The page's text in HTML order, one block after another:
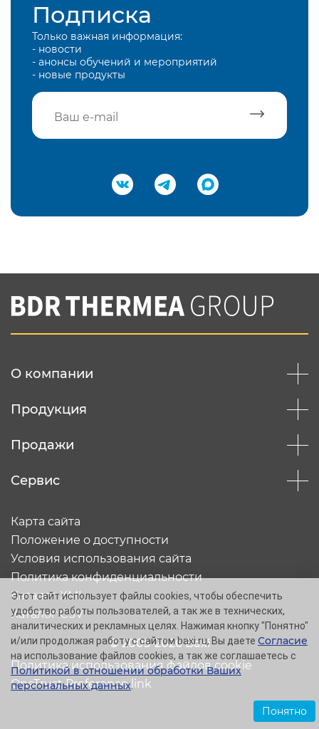
Подписка
Только важная информация:
- новости
- анонсы обучений и мероприятий
- новые продукты
Подтвердить e-mail
Вы соглашаетесь с нашей политикой
конфеденциальности
О компании
Продукция
Продажи
Сервис
© 2005-2026 Baxi
Карта сайта
Положение о доступности
Условия использования сайта
Политика конфиденциальности
Каталог XML
Каталог CSV
Политика использования файлов cookie
OneTrust Preference link
Этот сайт использует файлы cookies, чтобы обеспечить
удобство работы пользователей, а так же в технических,
аналитических и рекламных целях. Нажимая кнопку "Понятно"
и/или продолжая работу с сайтом baxi.ru, Вы даете Согласие
на использование файлов cookies, а так же соглашаетесь с
Политикой в отношении обработки Ваших
персональных данных.
Понятно